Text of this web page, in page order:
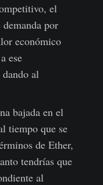
el
por
económico
ese
al
bajada en el
tiempo que se
de Ether,
tendrías que
al